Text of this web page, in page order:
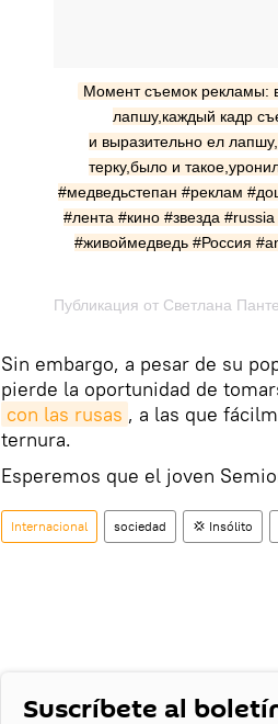
Момент съемок рекламы:
лапшу,каждый кадр
и выразительно ел
терку,было и
#медведьстепан #реклам
#лента #кино #звезда
#живоймедведь #Россия
Sin embargo, a pesar de su
pierde la oportunidad de
con las rusas , a las que
ternura.
Esperemos que el joven
Internacional sociedad 💢 Insólito
Suscríbete al